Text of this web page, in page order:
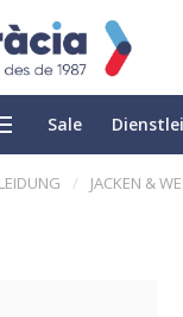
Sale
/ JACKEN &